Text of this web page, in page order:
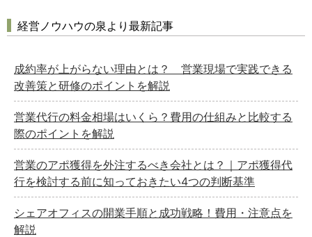
経営ノウハウの泉より最新記事
成約率が上がらない理由とは？ 営業現場で実践できる
改善策と研修のポイントを解説
営業代行の料金相場はいくら？費用の仕組みと比較する
際のポイントを解説
営業のアポ獲得を外注するべき会社とは？｜アポ獲得代
行を検討する前に知っておきたい4つの判断基準
シェアオフィスの開業手順と成功戦略！費用・注意点を
解説